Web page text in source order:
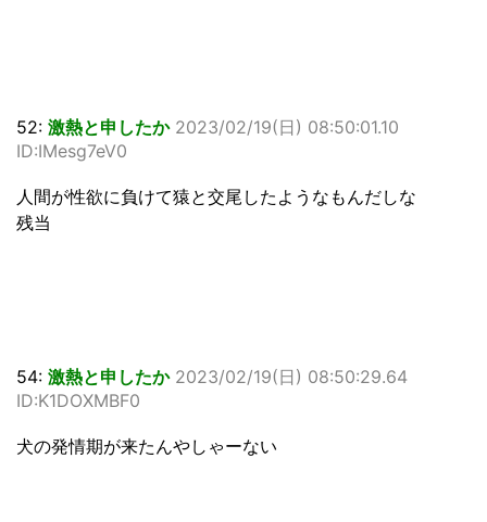
52: 激熱と申したか 2023/02/19(日) 08:50:01.10
ID:IMesg7eV0
人間が性欲に負けて猿と交尾したようなもんだしな
残当
54: 激熱と申したか 2023/02/19(日) 08:50:29.64
ID:K1DOXMBF0
犬の発情期が来たんやしゃーない